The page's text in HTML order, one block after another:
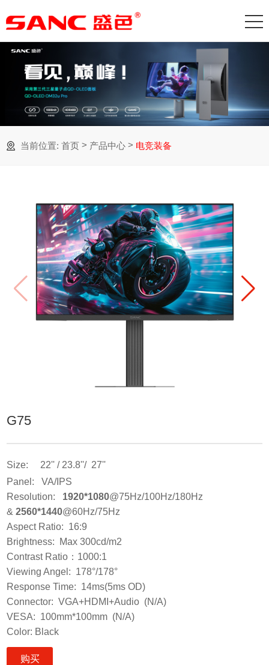
当前位置: 首页 > 产品中心 > 电竞装备
G75
Size: 22'' / 23.8''/ 27''
Panel: VA/IPS
Resolution: 1920*1080@75Hz/100Hz/180Hz
&2560*1440@60Hz/75Hz
Aspect Ratio: 16:9
Brightness: Max 300cd/m2
Contrast Ratio：1000:1
Viewing Angel: 178°/178°
Response Time: 14ms(5ms OD)
Connector: VGA+HDMI+Audio (N/A)
VESA: 100mm*100mm (N/A)
Color: Black
购买